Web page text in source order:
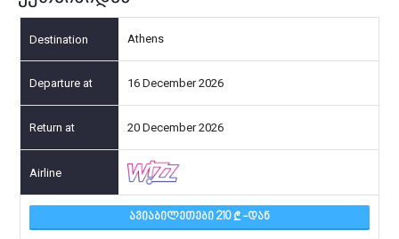
Athens
16 December 2026
20 December 2026
ᲐᲕᲘᲐᲑᲘᲚᲔᲗᲔᲑᲘ 210 -ᲓᲐᲜ